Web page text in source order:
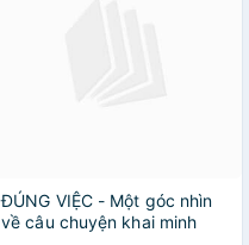
ĐÚNG VIỆC - Một góc nhìn
về câu chuyện khai minh